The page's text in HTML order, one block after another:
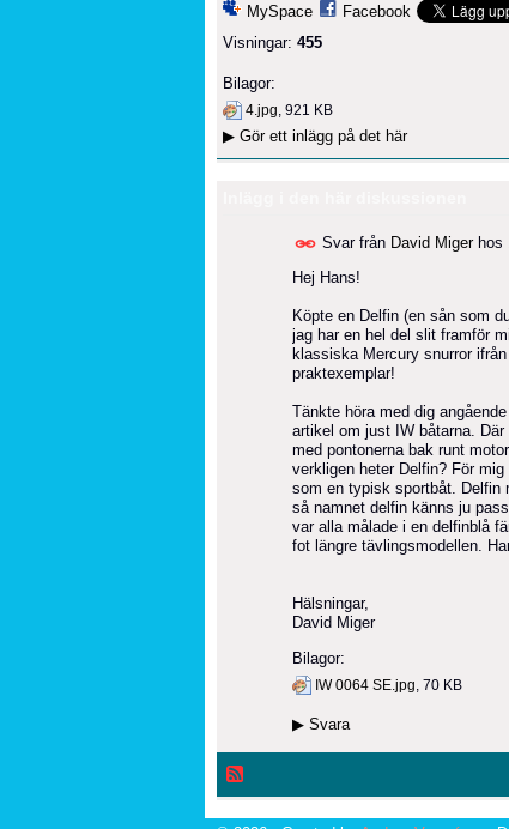
MySpace
Facebook
Visningar: 455
Bilagor:
4.jpg, 921 KB
▶ Gör ett inlägg på det här
Svar från David Migerhos
Hej Hans!
Köpte en Delfin (en sån som
jag har en hel del slit framför
klassiska Mercury snurror
praktexemplar!
Tänkte höra med dig
artikel om just IW båtarna.
med pontonerna bak runt
verkligen heter Delfin? För
som en typisk sportbåt. Delfin
så namnet delfin känns ju
var alla målade i en delfinblå
fot längre tävlingsmodellen.
Hälsningar,
David Miger
Bilagor:
IW 0064 SE.jpg, 70 KB
▶ Svara